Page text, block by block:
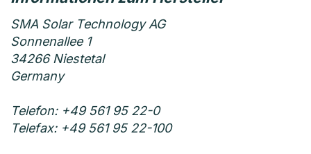
SMA Solar Technology AG
Sonnenallee 1
34266 Niestetal
Germany
Telefon: +49 561 95 22-0
Telefax: +49 561 95 22-100